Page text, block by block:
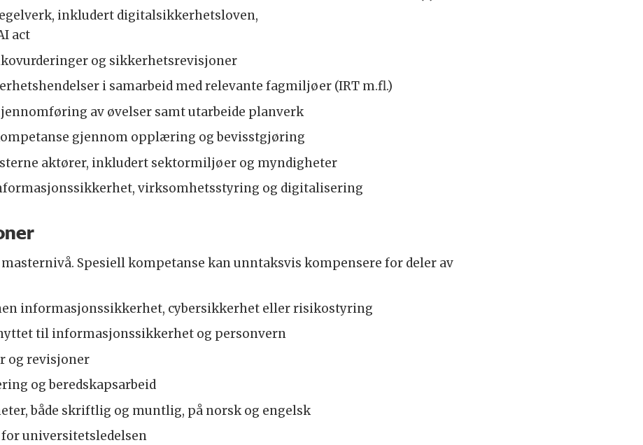
inkludert digitalsikkerhetsloven,
act
og sikkerhetsrevisjoner
i samarbeid med relevante fagmiljøer (IRT m.fl.)
av øvelser samt utarbeide planverk
gjennom opplæring og bevisstgjøring
aktører, inkludert sektormiljøer og myndigheter
virksomhetsstyring og digitalisering
Spesiell kompetanse kan unntaksvis kompensere for deler av
informasjonssikkerhet, cybersikkerhet eller risikostyring
til informasjonssikkerhet og personvern
og revisjoner
og beredskapsarbeid
både skriftlig og muntlig, på norsk og engelsk
universitetsledelsen